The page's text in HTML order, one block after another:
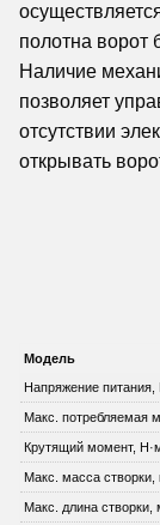
полотна ворот
Наличие
позволяет
отсутствии
открывать
Модель
Напряжение питания,
Макс. потребляемая
Крутящий момент,
Макс. масса створки,
Макс. длина створки,